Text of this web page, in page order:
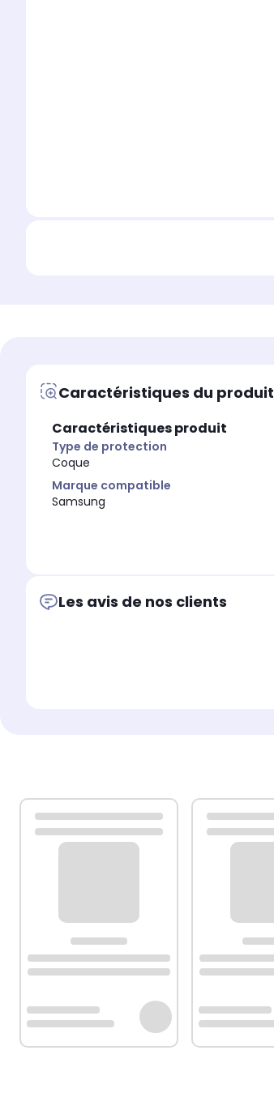
Caractéristiques du produit
Caractéristiques produit
Type de protection
Coque
Marque compatible
Samsung
Les avis de nos clients